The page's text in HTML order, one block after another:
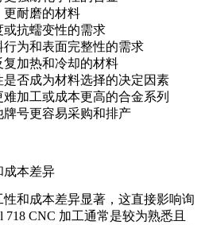
更耐磨的材料
抗蠕变性的需求
为和表面完整性的需求
复加热和冷却的材料
否成为材料选择的决定因素
加工或成本更高的合金系列
号更容易采购和排产
成本差异
和成本差异显著，这直接影响询
718 CNC 加工通常是较为熟悉且